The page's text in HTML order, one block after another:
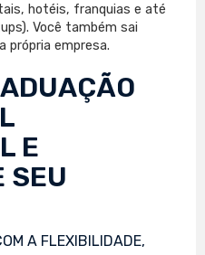
hotéis, franquias e até
Você também sai
própria empresa.
E
SEU
A FLEXIBILIDADE,